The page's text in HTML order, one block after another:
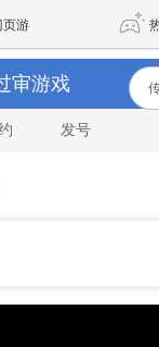
页游
魔兽 DNF
审游戏
发号